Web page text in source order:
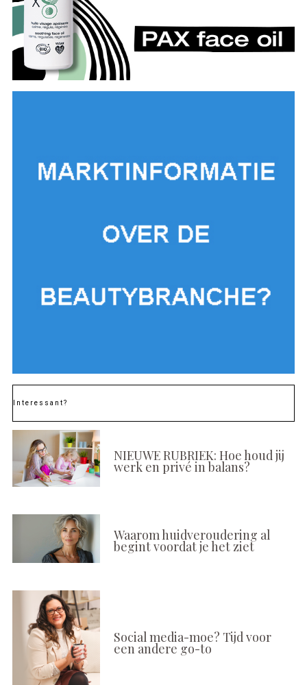
Interessant?
NIEUWE RUBRIEK: Hoe houd jij
werk en privé in balans?
Waarom huidveroudering al
begint voordat je het ziet
Social media-moe? Tijd voor
een andere go-to